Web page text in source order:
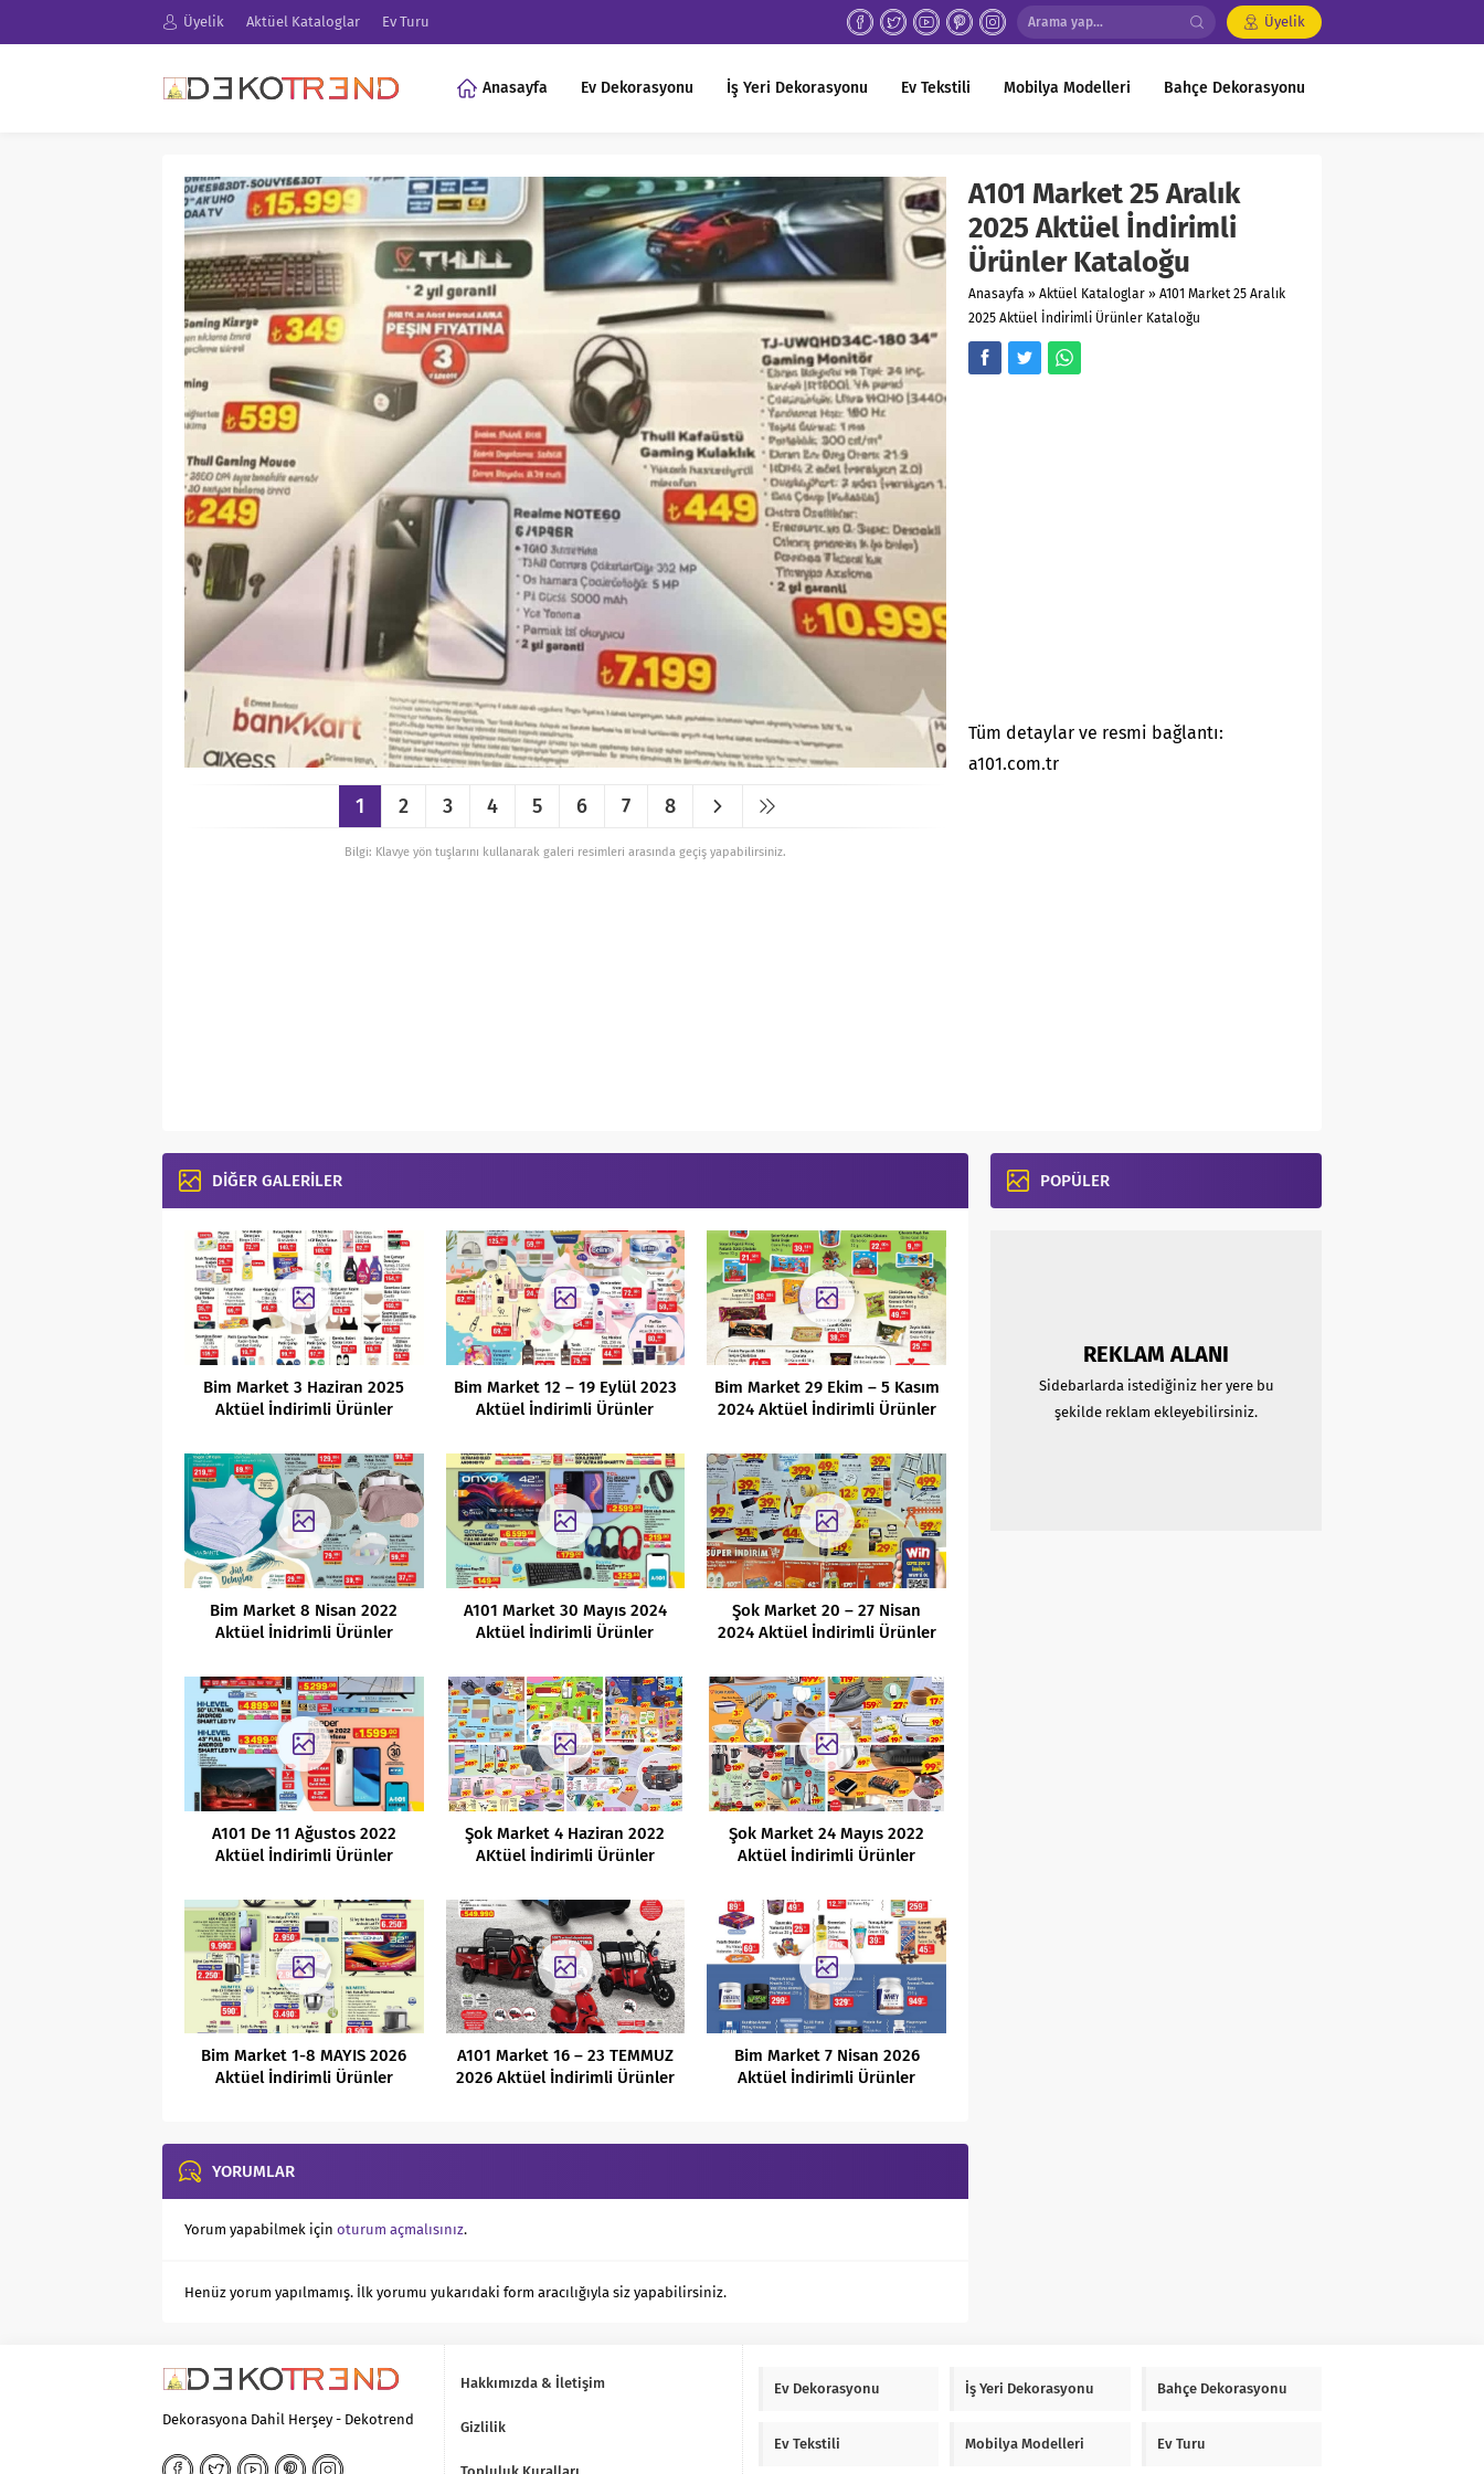
Üyelik Aktüel Kataloglar Ev Turu Üyelik
Anasayfa Ev Dekorasyonu İş Yeri Dekorasyonu Ev Tekstili Mobilya Modelleri Bahçe Dekorasyonu
1 2 3 4 5 6 7 8
Bilgi: Klavye yön tuşlarını kullanarak galeri resimleri arasında geçiş yapabilirsiniz.
A101 Market 25 Aralık
2025 Aktüel İndirimli
Ürünler Kataloğu
Anasayfa » Aktüel Kataloglar » A101 Market 25 Aralık
2025 Aktüel İndirimli Ürünler Kataloğu
Tüm detaylar ve resmi bağlantı:
a101.com.tr
DİĞER GALERİLER
Bim Market 3 Haziran 2025
Aktüel İndirimli Ürünler
Bim Market 12 – 19 Eylül 2023
Aktüel İndirimli Ürünler
Bim Market 29 Ekim – 5 Kasım
2024 Aktüel İndirimli Ürünler
Bim Market 8 Nisan 2022
Aktüel İnidrimli Ürünler
A101 Market 30 Mayıs 2024
Aktüel İndirimli Ürünler
Şok Market 20 – 27 Nisan
2024 Aktüel İndirimli Ürünler
A101 De 11 Ağustos 2022
Aktüel İndirimli Ürünler
Şok Market 4 Haziran 2022
AKtüel İndirimli Ürünler
Şok Market 24 Mayıs 2022
Aktüel İndirimli Ürünler
Bim Market 1-8 MAYIS 2026
Aktüel İndirimli Ürünler
A101 Market 16 – 23 TEMMUZ
2026 Aktüel İndirimli Ürünler
Bim Market 7 Nisan 2026
Aktüel İndirimli Ürünler
YORUMLAR
Yorum yapabilmek için oturum açmalısınız.
Henüz yorum yapılmamış. İlk yorumu yukarıdaki form aracılığıyla siz yapabilirsiniz.
POPÜLER
REKLAM ALANI
Sidebarlarda istediğiniz her yere bu
şekilde reklam ekleyebilirsiniz.
Dekorasyona Dahil Herşey - Dekotrend
Hakkımızda & İletişim
Gizlilik
Ev Dekorasyonu İş Yeri Dekorasyonu Bahçe Dekorasyonu
Ev Tekstili Mobilya Modelleri Ev Turu